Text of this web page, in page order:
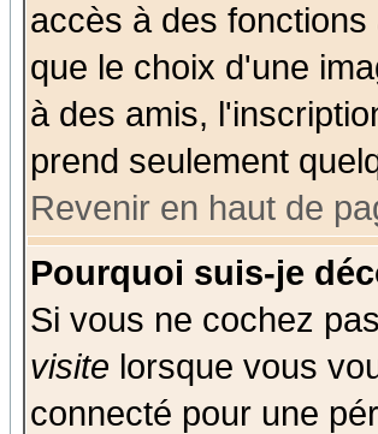
accès à des
que le choix d'une
à des amis,
prend seulement
Revenir en haut de
Pourquoi suis-je
Si vous ne cochez
visite lorsque vous
connecté pour une